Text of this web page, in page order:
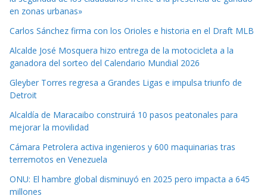
en zonas urbanas»
Carlos Sánchez firma con los Orioles e historia en el Draft MLB
Alcalde José Mosquera hizo entrega de la motocicleta a la
ganadora del sorteo del Calendario Mundial 2026
Gleyber Torres regresa a Grandes Ligas e impulsa triunfo de
Detroit
Alcaldía de Maracaibo construirá 10 pasos peatonales para
mejorar la movilidad
Cámara Petrolera activa ingenieros y 600 maquinarias tras
terremotos en Venezuela
ONU: El hambre global disminuyó en 2025 pero impacta a 645
millones